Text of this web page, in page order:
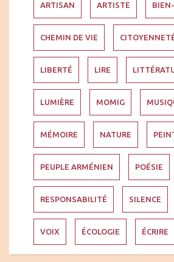
ARTISAN ARTISTE
CHEMIN DE VIE
LIBERTÉ LIRE
LUMIÈRE MOMIG
MÉMOIRE NATURE
PEUPLE ARMÉNIEN POÉSIE
RESPONSABILITÉ SILENCE
VOIX ÉCOLOGIE ÉCRIRE